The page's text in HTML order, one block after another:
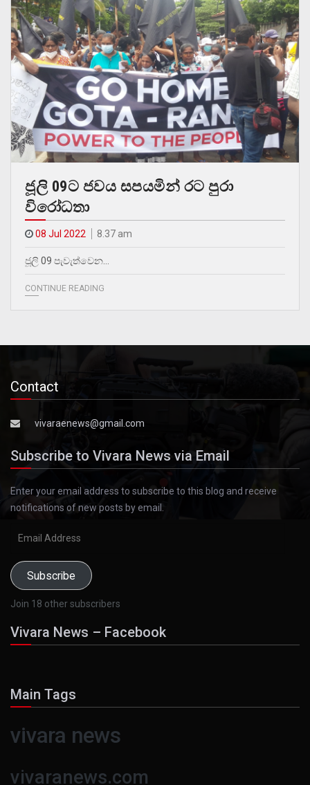
ජූලි 09ට ජවය සපයමින් රට පුරා
විරෝධතා
08 Jul 2022 8.37 am
ජූලි 09 පැවැත්වෙන…
CONTINUE READING
Contact
vivaraenews@gmail.com
Subscribe to Vivara News via Email
Enter your email address to subscribe to this blog and receive
notifications of new posts by email.
Subscribe
Join 18 other subscribers
Vivara News – Facebook
Main Tags
vivara news
vivaranews.com